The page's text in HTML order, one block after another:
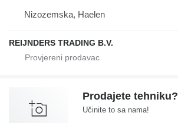
Nizozemska, Haelen
REIJNDERS TRADING B.V.
Prodajete tehniku?
Učinite to sa nama!